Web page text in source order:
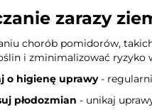
zarazy
chorób pomidorów,
i zminimalizować ryzyko
o higienę uprawy-
płodozmian - unikaj